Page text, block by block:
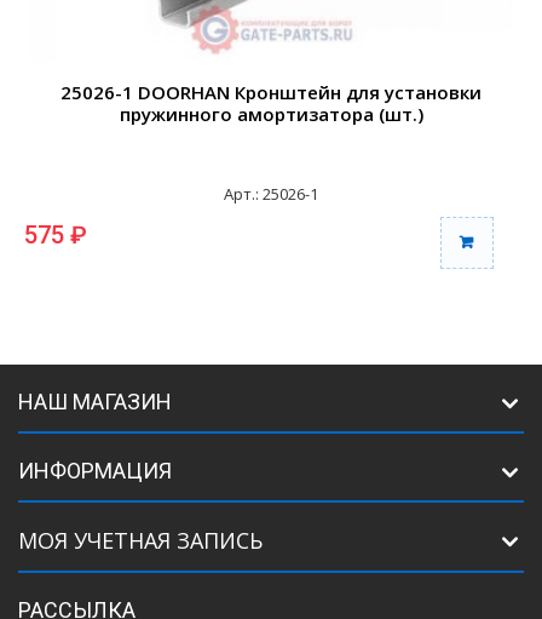
25026-1 DOORHAN Кронштейн для установки
пружинного амортизатора (шт.)
Арт.: 25026-1
575 ₽
НАШ МАГАЗИН
ИНФОРМАЦИЯ
МОЯ УЧЕТНАЯ ЗАПИСЬ
РАССЫЛКА